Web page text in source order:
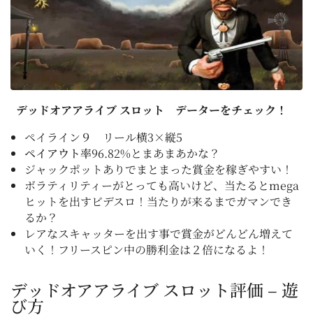
デッドオアアライブ スロット データーをチェック！
ペイライン９ リール横3×縦5
ペイアウト率96.82%とまあまあかな？
ジャックポットありでまとまった賞金を稼ぎやすい！
ボラティリティーがとっても高いけど、当たるとmega
ヒットを出すビデスロ！当たりが来るまでガマンでき
るか？
レアなスキャッターを出す事で賞金がどんどん増えて
いく！フリースピン中の勝利金は２倍になるよ！
デッドオアアライブ スロット評価 – 遊
び方